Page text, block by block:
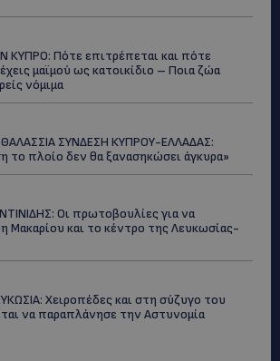
ΚΥΠΡΟ: Πότε επιτρέπεται και πότε
μαϊμού ως κατοικίδιο – Ποια ζώα
νόμιμα
ΘΑΛΑΣΣΙΑ ΣΥΝΔΕΣΗ ΚΥΠΡΟΥ-ΕΛΛΑΔΑΣ:
το πλοίο δεν θα ξανασηκώσει άγκυρα»
Οι πρωτοβουλίες για να
Μακαρίου και το κέντρο της Λευκωσίας-
Χειροπέδες και στη σύζυγο του
να παραπλάνησε την Αστυνομία